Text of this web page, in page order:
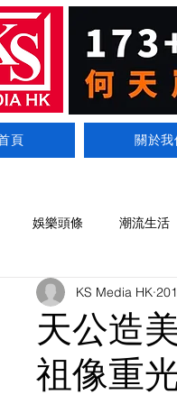
頁 關於我
娛樂頭條 潮流生活
天公造
祖像重
KS Media HK